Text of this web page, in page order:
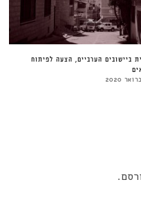
ביישובים הערביים, הצעה לפיתוח